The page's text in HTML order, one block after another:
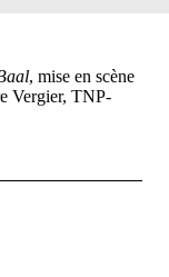
, mise en scène
Vergier, TNP-